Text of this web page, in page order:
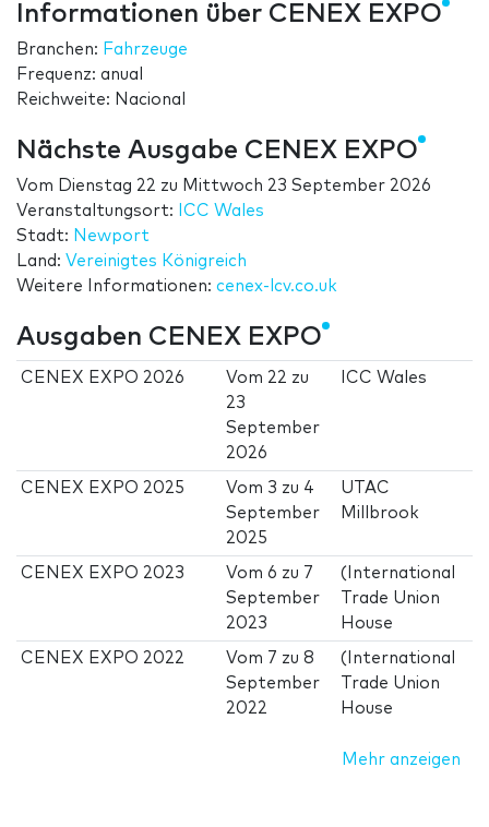
Informationen über CENEX EXPO
Branchen: Fahrzeuge
Frequenz: anual
Reichweite: Nacional
Nächste Ausgabe CENEX EXPO
Vom Dienstag 22 zu Mittwoch 23 September 2026
Veranstaltungsort:
ICC Wales
Stadt: Newport
Land: Vereinigtes Königreich
Weitere Informationen: cenex-lcv.co.uk
Ausgaben CENEX EXPO
CENEX EXPO 2026 Vom 22 zu
23
September
2026
ICC Wales
CENEX EXPO 2025 Vom 3 zu 4
September
2025
UTAC
Millbrook
CENEX EXPO 2023 Vom6 zu 7
September
2023
(International
Trade Union
House
CENEX EXPO 2022 Vom 7 zu8
September
2022
(International
Trade Union
House
Mehr anzeigen